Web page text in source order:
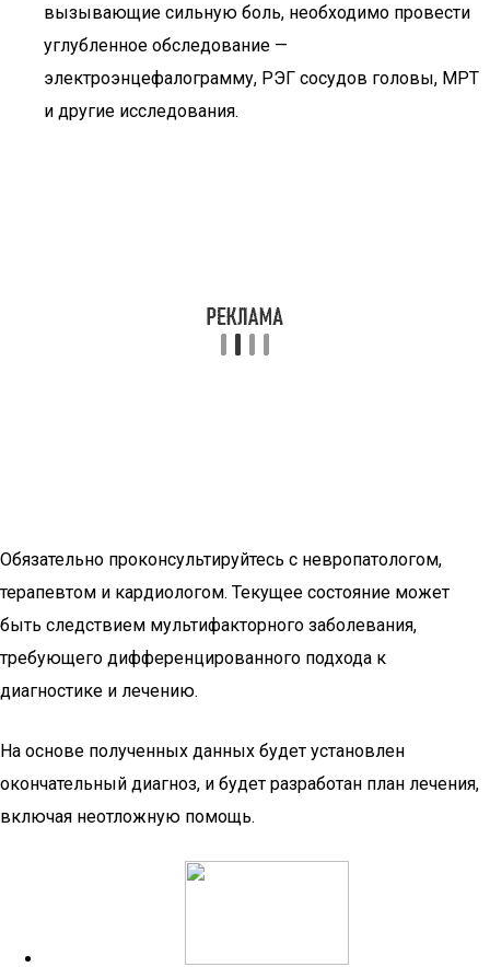
вызывающие сильную боль, необходимо провести
углубленное обследование —
электроэнцефалограмму, РЭГ сосудов головы, МРТ
и другие исследования.
Обязательно проконсультируйтесь с невропатологом,
терапевтом и кардиологом. Текущее состояние может
быть следствием мультифакторного заболевания,
требующего дифференцированного подхода к
диагностике и лечению.
На основе полученных данных будет установлен
окончательный диагноз, и будет разработан план лечения,
включая неотложную помощь.